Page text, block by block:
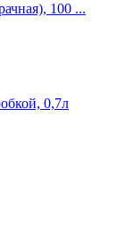
100 ...
0,7л